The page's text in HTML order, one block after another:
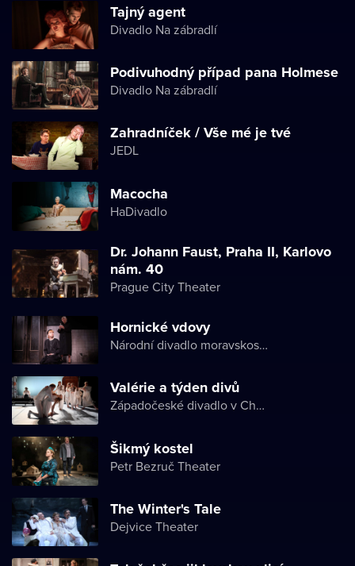
Tajný agent
Divadlo Na zábradlí
Podivuhodný případ pana Holmese
Divadlo Na zábradlí
Zahradníček / Vše mé je tvé
JEDL
Macocha
HaDivadlo
Dr. Johann Faust, Praha II, Karlovo
nám. 40
Prague City Theater
Hornické vdovy
Národní divadlo moravskoslezské
Valérie a týden divů
Západočeské divadlo v Chebu
Šikmý kostel
Petr Bezruč Theater
The Winter's Tale
Dejvice Theater